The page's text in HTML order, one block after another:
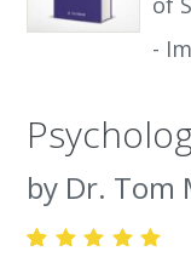
by Dr. Tom